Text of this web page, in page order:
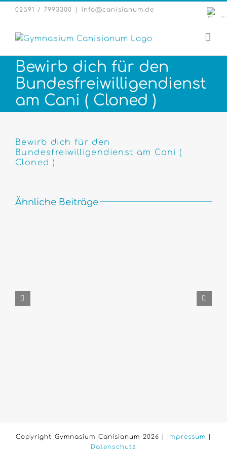
Zum
Inhalt
springen
02591 / 7993300 info@canisianum.de
Bewirb dich für den
Bundesfreiwilligendienst
am Cani ( Cloned )
grösseres
Bild
Bewirb dich für den
Bundesfreiwilligendienst am Cani (
Cloned )
Ähnliche Beiträge
Copyright Gymnasium Canisianum 2026 | Impressum
Datenschutz